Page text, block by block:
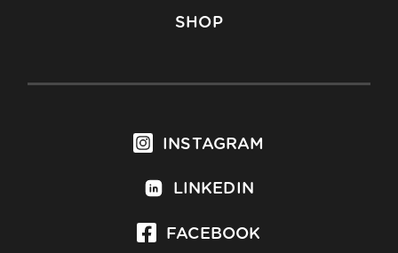
SHOP
INSTAGRAM
LINKEDIN
FACEBOOK